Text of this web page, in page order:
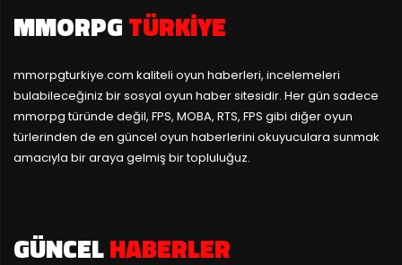
MMORPGTÜRKIYE
mmorpgturkiye.com kaliteli oyun haberleri, incelemeleri
bulabileceğiniz bir sosyal oyun haber sitesidir. Her gün sadece
mmorpg türünde değil, FPS, MOBA, RTS, FPS gibi diğer oyun
türlerinden de en güncel oyun haberlerini okuyuculara sunmak
amacıyla bir araya gelmiş bir topluluğuz.
GÜNCELHABERLER